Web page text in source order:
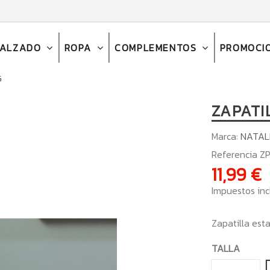
ROPA COMPLEMENTOS
Marca:
Referencia
11,99 €
Impuestos
Zapatilla
TALLA